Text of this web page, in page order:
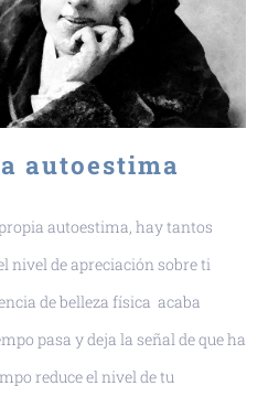
autoestima
autoestima, hay tantos
nivel de apreciación sobre ti
de belleza física acaba
pasa y deja la señal de que ha
reduce el nivel de tu